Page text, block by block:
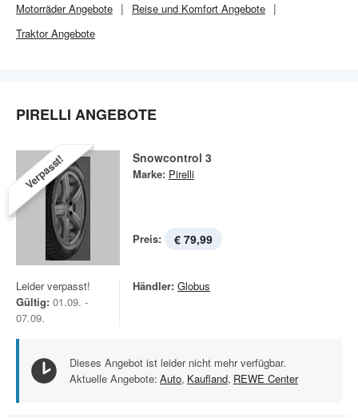
Motorräder Angebote
Reise und Komfort Angebote
Traktor Angebote
PIRELLI ANGEBOTE
Verpasst! Snowcontrol 3
Marke: Pirelli
Preis: € 79,99
Leider verpasst!
Gültig: 01.09. -
07.09.
Händler: Globus
Dieses Angebot ist leider nicht mehr verfügbar.
Aktuelle Angebote: Auto, Kaufland, REWE Center